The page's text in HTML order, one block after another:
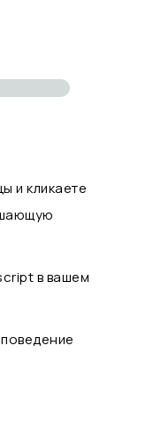
и кликаете
в вашем